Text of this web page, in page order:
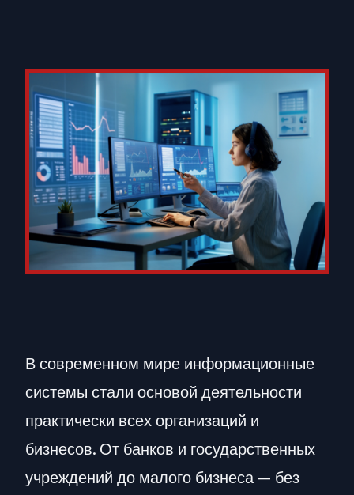
В современном мире информационные
системы стали основой деятельности
практически всех организаций и
бизнесов. От банков и государственных
учреждений до малого бизнеса — без